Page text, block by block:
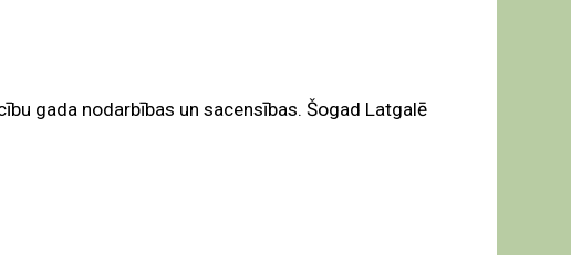
gada nodarbības un sacensības. Šogad Latgalē